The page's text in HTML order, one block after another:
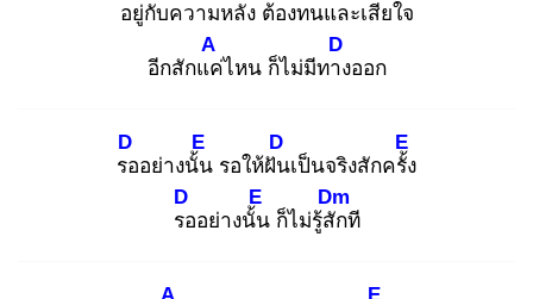
อยู่กับความหลัง ต้องทนและเสียใจ
อีกสักแค่
A
ไหน ก็ไม่มีทาง
D
ออก
รอ
D
อย่างนั้น
E
รอให้ฝัน
D
เป็นจริงสักครั้ง
E
รอ
D
อย่างนั้น
E
ก็ไม่รู้สัก
Dm
ที
A
E